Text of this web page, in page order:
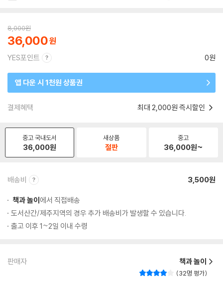
8,000원
36,000
YES포인트 0원
앱 다운 시 1천원 상품권
결제혜택 최대 2,000원 즉시할인
중고 국내도서
36,000원
새상품
절판
중고
36,000원~
배송비 3,500원
책과 놀이에서 직접배송
도서산간/제주지역의 경우 추가 배송비가 발생할 수 있습니다.
출고 이후 1~2일 이내 수령
판매자 책과 놀이
32명 평가